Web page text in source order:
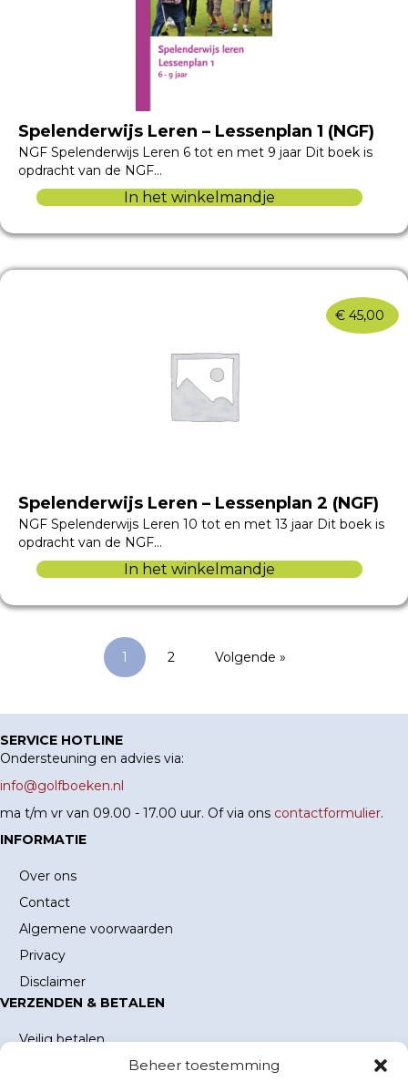
Beheer toestemming
Spelenderwijs Leren – Lessenplan 1 (NGF)
NGF Spelenderwijs Leren 6 tot en met 9 jaar Dit boek is
opdracht van de NGF…
In het winkelmandje
€ 45,00
Spelenderwijs Leren – Lessenplan 2 (NGF)
NGF Spelenderwijs Leren 10 tot en met 13 jaar Dit boek is
opdracht van de NGF…
In het winkelmandje
1 2 Volgende »
SERVICE HOTLINE
Ondersteuning en advies via:
info@golfboeken.nl
ma t/m vr van 09.00 - 17.00 uur. Of via ons contactformulier.
INFORMATIE
Over ons
Contact
Algemene voorwaarden
Privacy
Disclaimer
VERZENDEN & BETALEN
Veilig betalen
Verzending en verzendkosten